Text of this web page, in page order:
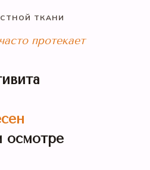
ТКАНИ
протекает
осмотре